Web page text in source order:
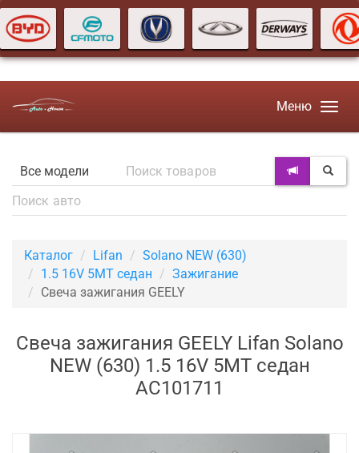
Меню
Каталог Lifan
Solano NEW (630)
1.5 16V 5MT седан
Зажигание
Свеча зажигания GEELY
Свеча зажигания GEELY Lifan Solano
NEW (630) 1.5 16V 5MT седан
AC101711